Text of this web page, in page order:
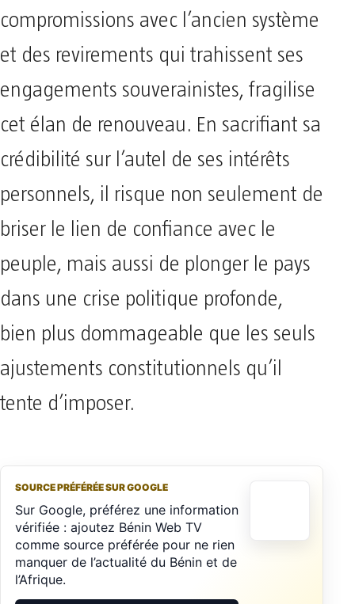
compromissions avec l’ancien système
et des revirements qui trahissent ses
engagements souverainistes, fragilise
cet élan de renouveau. En sacrifiant sa
crédibilité sur l’autel de ses intérêts
personnels, il risque non seulement de
briser le lien de confiance avec le
peuple, mais aussi de plonger le pays
dans une crise politique profonde,
bien plus dommageable que les seuls
ajustements constitutionnels qu’il
tente d’imposer.
SOURCE PRÉFÉRÉE SUR GOOGLE
Sur Google, préférez une information
vérifiée : ajoutez Bénin Web TV
comme source préférée pour ne rien
manquer de l’actualité du Bénin et de
l’Afrique.